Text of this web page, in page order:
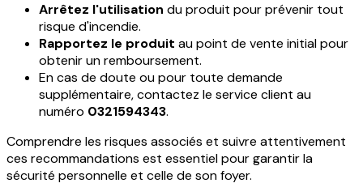
Arrêtez l'utilisation du produit pour prévenir tout
risque d'incendie.
Rapportez le produit au point de vente initial pour
obtenir un remboursement.
En cas de doute ou pour toute demande
supplémentaire, contactez le service client au
numéro 0321594343.
Comprendre les risques associés et suivre attentivement
ces recommandations est essentiel pour garantir la
sécurité personnelle et celle de son foyer.